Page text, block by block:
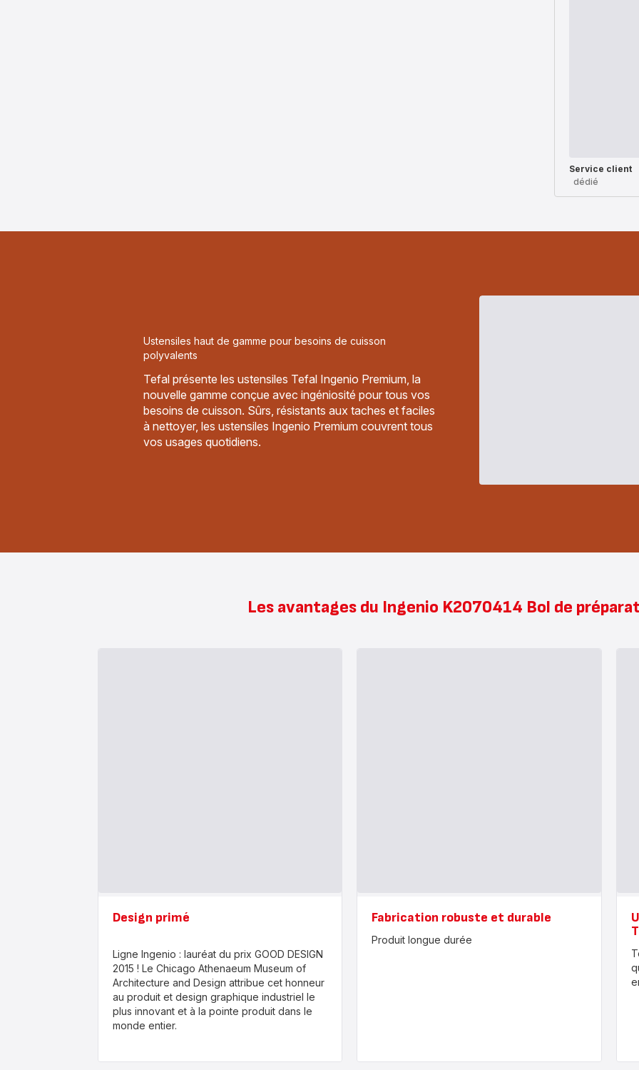
Service client
dédié
Ustensiles haut de gamme pour besoins de cuisson
polyvalents
Tefal présente les ustensiles Tefal Ingenio Premium, la
nouvelle gamme conçue avec ingéniosité pour tous vos
besoins de cuisson. Sûrs, résistants aux taches et faciles
à nettoyer, les ustensiles Ingenio Premium couvrent tous
vos usages quotidiens.
Les avantages du Ingenio K2070414 Bol de
Design primé
Ligne Ingenio : lauréat du prix GOOD DESIGN
2015 ! Le Chicago Athenaeum Museum of
Architecture and Design attribue cet honneur
au produit et design graphique industriel le
plus innovant et à la pointe produit dans le
monde entier.
Fabrication robuste et durable
Produit longue durée